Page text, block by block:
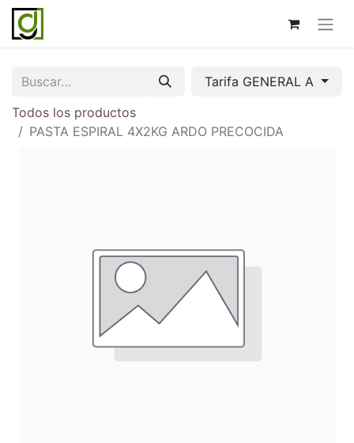
Tarifa GENERAL A
Todos los productos
PASTA ESPIRAL 4X2KG ARDO PRECOCIDA